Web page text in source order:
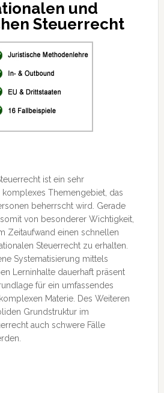
und
Steuerrecht
ist ein sehr
Themengebiet, das
beherrscht wird. Gerade
von besonderer Wichtigkeit,
Zeitaufwand einen schnellen
Steuerrecht zu erhalten.
Systematisierung mittels
Lerninhalte dauerhaft präsent
für ein umfassendes
Materie. Des Weiteren
Grundstruktur im
auch schwere Fälle